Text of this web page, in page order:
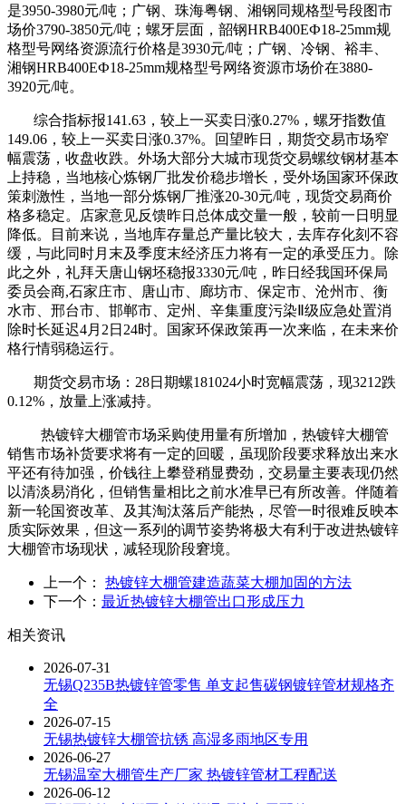
是3950-3980元/吨；广钢、珠海粤钢、湘钢同规格型号段图市
场价3790-3850元/吨；螺牙层面，韶钢HRB400EФ18-25mm规
格型号网络资源流行价格是3930元/吨；广钢、冷钢、裕丰、
湘钢HRB400EФ18-25mm规格型号网络资源市场价在3880-
3920元/吨。
综合指标报141.63，较上一买卖日涨0.27%，螺牙指数值
149.06，较上一买卖日涨0.37%。回望昨日，期货交易市场窄
幅震荡，收盘收跌。外场大部分大城市现货交易螺纹钢材基本
上持稳，当地核心炼钢厂批发价稳步增长，受外场国家环保政
策刺激性，当地一部分炼钢厂推涨20-30元/吨，现货交易商价
格多稳定。店家意见反馈昨日总体成交量一般，较前一日明显
降低。目前来说，当地库存量总产量比较大，去库存化刻不容
缓，与此同时月末及季度末经济压力将有一定的承受压力。除
此之外，礼拜天唐山钢坯稳报3330元/吨，昨日经我国环保局
委员会商,石家庄市、唐山市、廊坊市、保定市、沧州市、衡
水市、邢台市、邯郸市、定州、辛集重度污染Ⅱ级应急处置消
除时长延迟4月2日24时。国家环保政策再一次来临，在未来价
格行情弱稳运行。
期货交易市场：28日期螺181024小时宽幅震荡，现3212跌
0.12%，放量上涨减持。
热镀锌大棚管市场采购使用量有所增加，热镀锌大棚管
销售市场补货要求将有一定的回暖，虽现阶段要求释放出来水
平还有待加强，价钱往上攀登稍显费劲，交易量主要表现仍然
以清淡易消化，但销售量相比之前水准早已有所改善。伴随着
新一轮国资改革、及其淘汰落后产能热，尽管一时很难反映本
质实际效果，但这一系列的调节姿势将极大有利于改进热镀锌
大棚管市场现状，减轻现阶段窘境。
上一个： 热镀锌大棚管建造蔬菜大棚加固的方法
下一个： 最近热镀锌大棚管出口形成压力
相关资讯
2026-07-31
无锡Q235B热镀锌管零售 单支起售碳钢镀锌管材规格齐
全
2026-07-15
无锡热镀锌大棚管抗锈 高湿多雨地区专用
2026-06-27
无锡温室大棚管生产厂家 热镀锌管材工程配送
2026-06-12